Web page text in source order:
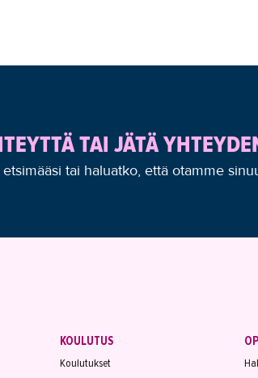
TAI JÄTÄ
tai haluatko, että otamme
KOULUTUS
Koulutukset